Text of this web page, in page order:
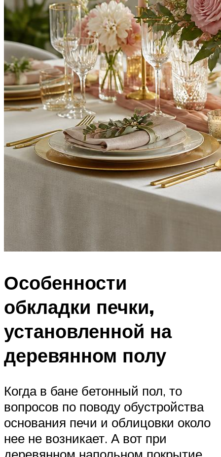
Особенности
обкладки печки,
установленной на
деревянном полу
Когда в бане бетонный пол, то
вопросов по поводу обустройства
основания печи и облицовки около
нее не возникает. А вот при